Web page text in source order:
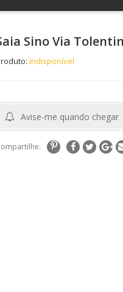
Sino Via
Indisponível
Avise-me quando chegar